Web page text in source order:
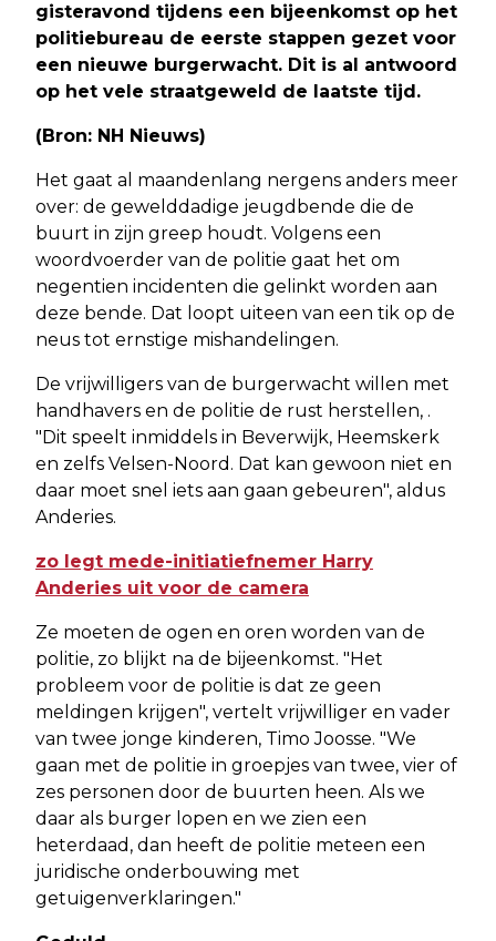
gisteravond tijdens een bijeenkomst op het
politiebureau de eerste stappen gezet voor
een nieuwe burgerwacht. Dit is al antwoord
op het vele straatgeweld de laatste tijd.
(Bron: NH Nieuws)
Het gaat al maandenlang nergens anders meer
over: de gewelddadige jeugdbende die de
buurt in zijn greep houdt. Volgens een
woordvoerder van de politie gaat het om
negentien incidenten die gelinkt worden aan
deze bende. Dat loopt uiteen van een tik op de
neus tot ernstige mishandelingen.
De vrijwilligers van de burgerwacht willen met
handhavers en de politie de rust herstellen, .
"Dit speelt inmiddels in Beverwijk, Heemskerk
en zelfs Velsen-Noord. Dat kan gewoon niet en
daar moet snel iets aan gaan gebeuren", aldus
Anderies.
zo legt mede-initiatiefnemer Harry
Anderies uit voor de camera
Ze moeten de ogen en oren worden van de
politie, zo blijkt na de bijeenkomst. "Het
probleem voor de politie is dat ze geen
meldingen krijgen", vertelt vrijwilliger en vader
van twee jonge kinderen, Timo Joosse. "We
gaan met de politie in groepjes van twee, vier of
zes personen door de buurten heen. Als we
daar als burger lopen en we zien een
heterdaad, dan heeft de politie meteen een
juridische onderbouwing met
getuigenverklaringen."